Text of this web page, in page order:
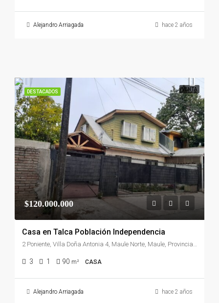
Alejandro Arriagada hace 2 años
DESTACADOS VENTA
$120.000.000
Casa en Talca Población Independencia
2 Poniente, Villa Doña Antonia 4, Maule Norte, Maule, Provincia de Talca, Región del Maule, 3460000, Chile
3 1 90 m² CASA
Alejandro Arriagada hace 2 años